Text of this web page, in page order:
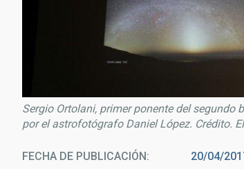
Sergio Ortolani, primer ponente del
por el astrofotógrafo Daniel López. Crédito.
FECHA DE PUBLICACIÓN 20/04/